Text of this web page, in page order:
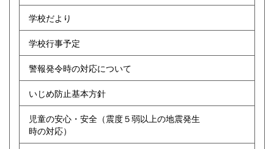
学校だより
学校行事予定
警報発令時の対応について
いじめ防止基本方針
児童の安心・安全（震度５弱以上の地震発生
時の対応）